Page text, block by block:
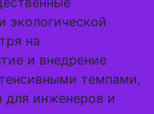
экологической
на
и внедрение
темпами,
для инженеров и